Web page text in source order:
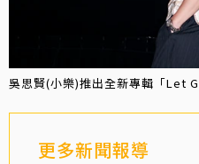
吳思賢(小樂)推出全新專輯「Let
更多新聞報導